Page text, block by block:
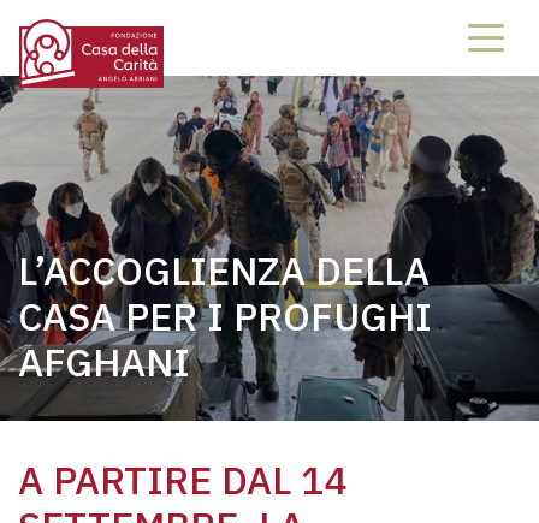
L’ACCOGLIENZA DELLA
CASA PER I PROFUGHI
AFGHANI
A PARTIRE DAL 14